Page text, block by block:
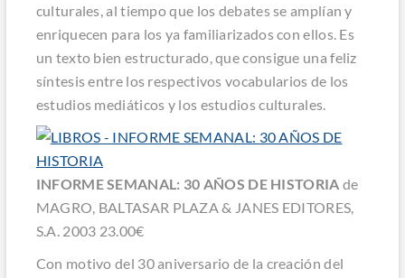
culturales, al tiempo que los debates se amplían y
enriquecen para los ya familiarizados con ellos. Es
un texto bien estructurado, que consigue una feliz
síntesis entre los respectivos vocabularios de los
estudios mediáticos y los estudios culturales.
INFORME SEMANAL: 30 AÑOS DE HISTORIA de
MAGRO, BALTASAR PLAZA & JANES EDITORES,
S.A. 2003 23.00€
Con motivo del 30 aniversario de la creación del